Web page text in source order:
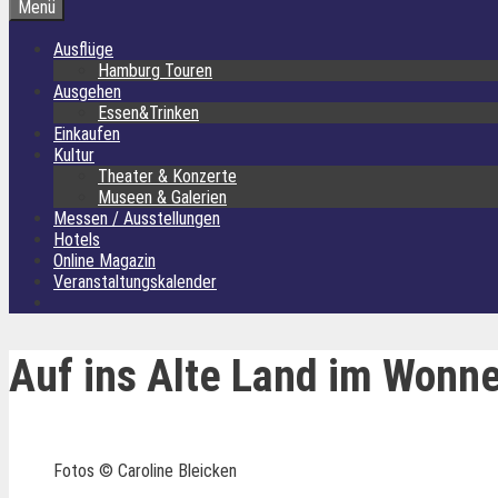
Menü
Ausflüge
Hamburg Touren
Ausgehen
Essen&Trinken
Einkaufen
Kultur
Theater & Konzerte
Museen & Galerien
Messen / Ausstellungen
Hotels
Online Magazin
Veranstaltungskalender
Auf ins Alte Land im
Fotos © Caroline Bleicken